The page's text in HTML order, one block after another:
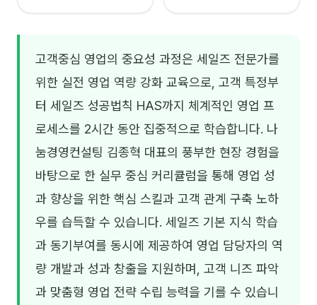
🤖 AI 실무
김종혁
김경태
김소연
김의중
고객중심 영업의 중요성 과정은 세일즈 전문가를
위한 실전 영업 역량 강화 교육으로, 고객 특정부
터 세일즈 성공법칙 HAS까지 체계적인 영업 프
로세스를 2시간 동안 집중적으로 학습합니다. 나
눔경영컨설팅 김종혁 대표의 풍부한 현장 경험을
바탕으로 한 실무 중심 커리큘럼을 통해 영업 성
과 향상을 위한 핵심 스킬과 고객 관계 구축 노하
우를 습득할 수 있습니다. 세일즈 기본 지식 학습
과 동기부여를 동시에 제공하여 영업 담당자의 역
량 개발과 성과 창출을 지원하며, 고객 니즈 파악
과 맞춤형 영업 전략 수립 능력을 기를 수 있습니